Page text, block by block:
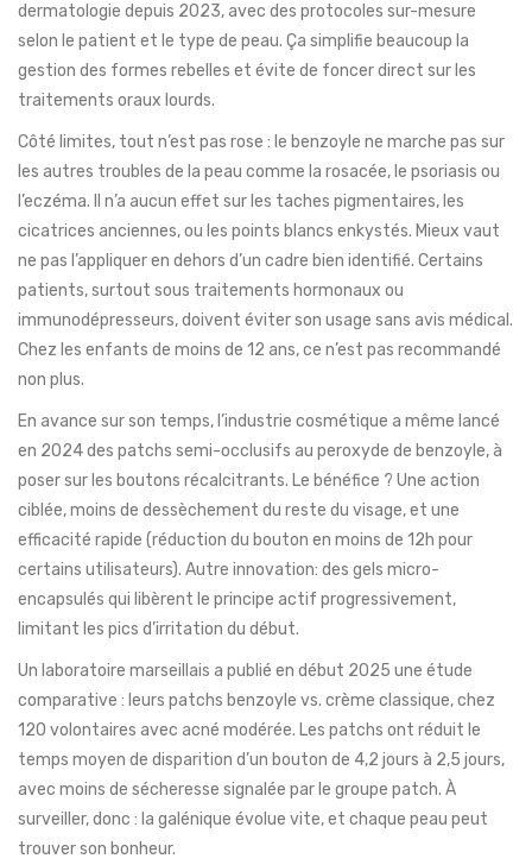
dermatologie depuis 2023, avec des protocoles sur-mesure
selon le patient et le type de peau. Ça simplifie beaucoup la
gestion des formes rebelles et évite de foncer direct sur les
traitements oraux lourds.
Côté limites, tout n’est pas rose : le benzoyle ne marche pas sur
les autres troubles de la peau comme la rosacée, le psoriasis ou
l’eczéma. Il n’a aucun effet sur les taches pigmentaires, les
cicatrices anciennes, ou les points blancs enkystés. Mieux vaut
ne pas l’appliquer en dehors d’un cadre bien identifié. Certains
patients, surtout sous traitements hormonaux ou
immunodépresseurs, doivent éviter son usage sans avis médical.
Chez les enfants de moins de 12 ans, ce n’est pas recommandé
non plus.
En avance sur son temps, l’industrie cosmétique a même lancé
en 2024 des patchs semi-occlusifs au peroxyde de benzoyle, à
poser sur les boutons récalcitrants. Le bénéfice ? Une action
ciblée, moins de dessèchement du reste du visage, et une
efficacité rapide (réduction du bouton en moins de 12h pour
certains utilisateurs). Autre innovation: des gels micro-
encapsulés qui libèrent le principe actif progressivement,
limitant les pics d’irritation du début.
Un laboratoire marseillais a publié en début 2025 une étude
comparative : leurs patchs benzoyle vs. crème classique, chez
120 volontaires avec acné modérée. Les patchs ont réduit le
temps moyen de disparition d’un bouton de 4,2 jours à 2,5 jours,
avec moins de sécheresse signalée par le groupe patch. À
surveiller, donc : la galénique évolue vite, et chaque peau peut
trouver son bonheur.